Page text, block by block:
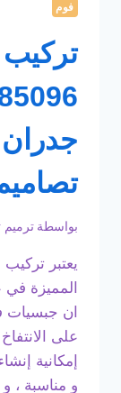
فوم
بواسطة
يعتبر تركيب
المميزة في
ان
على
إمكانية
و مناسبة ،